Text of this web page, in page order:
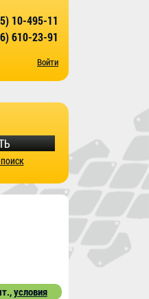
10-495-11
610-23-91
Войти
условия